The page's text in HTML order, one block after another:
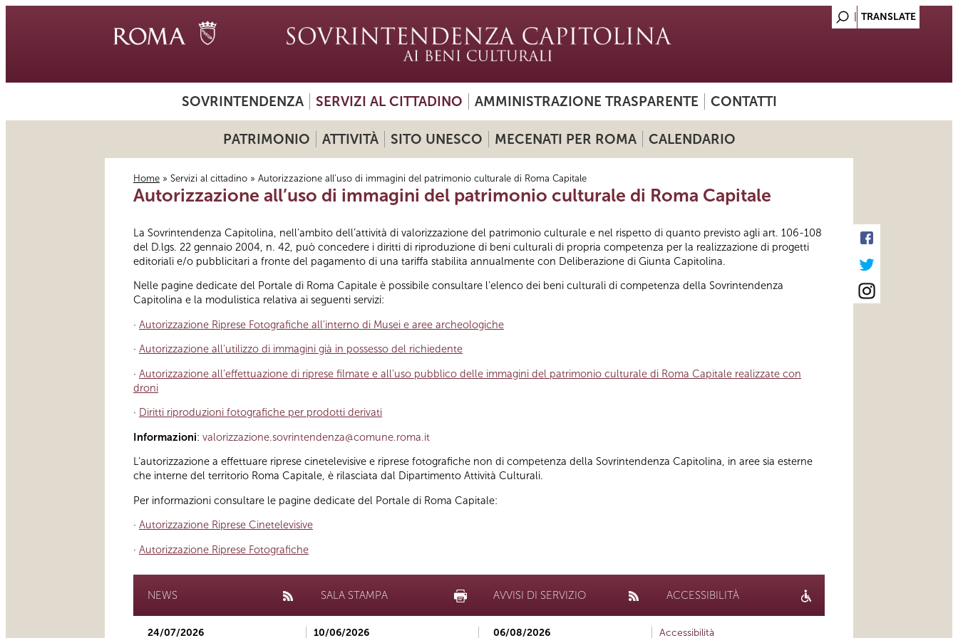
SOVRINTENDENZA SERVIZI AL CITTADINO AMMINISTRAZIONE TRASPARENTE CONTATTI
PATRIMONIO ATTIVITÀ SITO UNESCO MECENATI PER ROMA CALENDARIO
Tu sei qui
Home » Servizi al cittadino » Autorizzazione all’uso di immagini del patrimonio culturale di Roma Capitale
Autorizzazione all’uso di immagini del patrimonio culturale di Roma Capitale
La Sovrintendenza Capitolina, nell’ambito dell’attività di valorizzazione del patrimonio culturale e nel rispetto di quanto previsto agli art. 106-108
del D.lgs. 22 gennaio 2004, n. 42, può concedere i diritti di riproduzione di beni culturali di propria competenza per la realizzazione di progetti
editoriali e/o pubblicitari a fronte del pagamento di una tariffa stabilita annualmente con Deliberazione di Giunta Capitolina.
Nelle pagine dedicate del Portale di Roma Capitale è possibile consultare l’elenco dei beni culturali di competenza della Sovrintendenza
Capitolina e la modulistica relativa ai seguenti servizi:
· Autorizzazione Riprese Fotografiche all'interno di Musei e aree archeologiche
· Autorizzazione all'utilizzo di immagini già in possesso del richiedente
· Autorizzazione all’effettuazione di riprese filmate e all’uso pubblico delle immagini del patrimonio culturale di Roma Capitale realizzate con
droni
· Diritti riproduzioni fotografiche per prodotti derivati
Informazioni: valorizzazione.sovrintendenza@comune.roma.it
L’autorizzazione a effettuare riprese cinetelevisive e riprese fotografiche non di competenza della Sovrintendenza Capitolina, in aree sia esterne
che interne del territorio Roma Capitale, è rilasciata dal Dipartimento Attività Culturali.
Per informazioni consultare le pagine dedicate del Portale di Roma Capitale:
· Autorizzazione Riprese Cinetelevisive
· Autorizzazione Riprese Fotografiche
NEWS
24/07/2026
SALA STAMPA
10/06/2026
AVVISI DI SERVIZIO
06/08/2026
ACCESSIBILITÀ
Accessibilità